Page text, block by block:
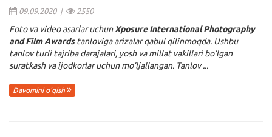
09.09.2020 | 2550
Foto va video asarlar uchunXposure International Photography
and Film Awardstanloviga arizalar qabul qilinmoqda. Ushbu
tanlov turli tajriba darajalari, yosh va millat vakillari bo’lgan
suratkash va ijodkorlar uchun mo’ljallangan. Tanlov ...
Davomini o'qish